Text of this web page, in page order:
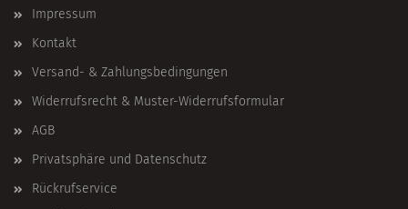
Impressum
Kontakt
Versand- & Zahlungsbedingungen
Widerrufsrecht & Muster-Widerrufsformular
AGB
Privatsphäre und Datenschutz
Rückrufservice